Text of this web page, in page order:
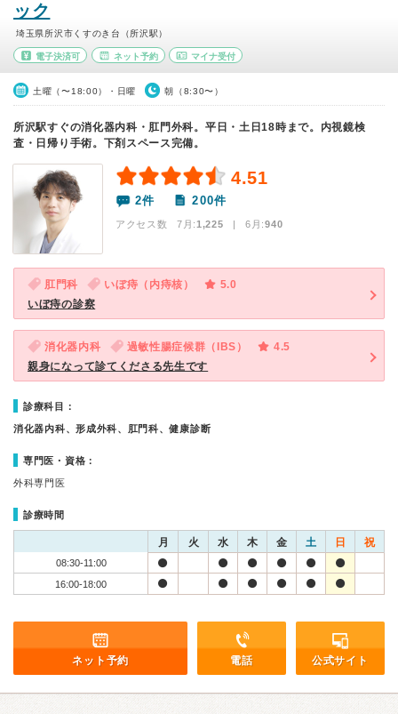
ック
埼玉県所沢市くすのき台（所沢駅）
電子決済可 ネット予約 マイナ受付
土曜（〜18:00）・日曜 朝（8:30〜）
所沢駅すぐの消化器内科・肛門外科。平日・土日18時まで。内視鏡検
査・日帰り手術。下剤スペース完備。
4.51
2件 200件
アクセス数 7月:1,225 | 6月:940
肛門科 いぼ痔（内痔核）
5.0
いぼ痔の診察
消化器内科 過敏性腸症候群（IBS）
4.5
親身になって診てくださる先生です
診療科目：
消化器内科、形成外科、肛門科、健康診断
専門医・資格：
外科専門医
診療時間
月 火 水 木 金 土 日 祝
08:30-11:00
16:00-18:00
ネット予約 電話 公式サイト